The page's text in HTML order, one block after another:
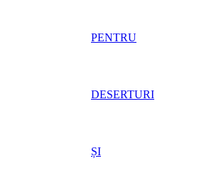
PENTRU
DESERTURI
ȘI